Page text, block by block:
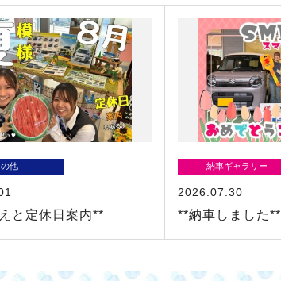
他
と定休日案内**
納車ギャラリー
2026.07.30
**納車しました**